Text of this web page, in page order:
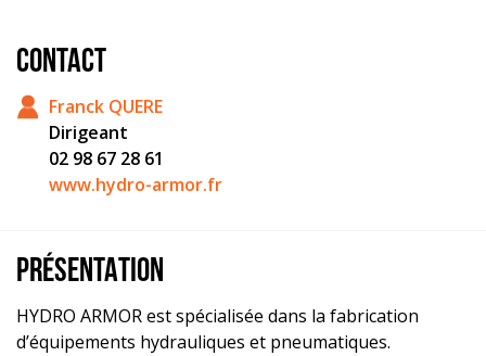
CONTACT
Franck QUERE
Dirigeant
02 98 67 28 61
www.hydro-armor.fr
PRÉSENTATION
HYDRO ARMOR est spécialisée dans la fabrication
d’équipements hydrauliques et pneumatiques.